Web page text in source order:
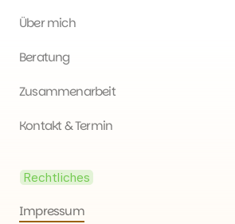
Über mich
Beratung
Zusammenarbeit
Kontakt & Termin
Rechtliches
Impressum